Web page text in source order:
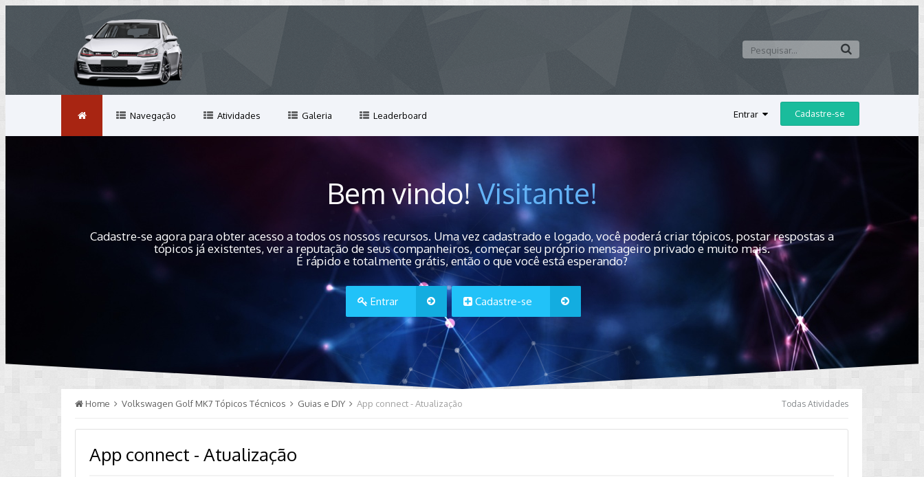
Entrar Cadastre-se
Navegação Atividades Galeria Leaderboard
Bem vindo!Visitante!
Cadastre-se agora para obter acesso a todos os nossos recursos. Uma vez cadastrado e logado, você poderá criar tópicos, postar respostas a
tópicos já existentes, ver a reputação de seus companheiros, começar seu próprio mensageiro privado e muito mais.
É rápido e totalmente grátis, então o que você está esperando?
Entrar Cadastre-se
Todas Atividades
Home Volkswagen Golf MK7 Tópicos Técnicos Guias e DIY App connect - Atualização
App connect - Atualização